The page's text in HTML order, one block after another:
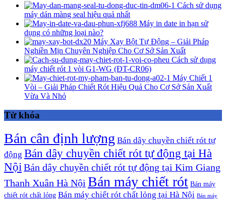
Cách sử dụng
máy dán màng seal hiệu quả nhất
Máy in date in hạn sử
dụng có những loại nào?
Máy Xay Bột Tự Động – Giải Pháp
Nghiền Mịn Chuyên Nghiệp Cho Cơ Sở Sản Xuất
Cách sử dụng
máy chiết rót 1 vòi G1-WG (ĐT-CR06)
Máy Chiết 1
Vòi – Giải Pháp Chiết Rót Hiệu Quả Cho Cơ Sở Sản Xuất
Vừa Và Nhỏ
Từ khóa
Bán cân định lượng Bán dây chuyền chiết rót tự
động Bán dây chuyền chiết rót tự động tại Hà
Nội Bán dây chuyền chiết rót tự động tại Kim Giang
Thanh Xuân Hà Nội Bán máy chiết rót Bán máy
chiết rót chất lỏng Bán máy chiết rót chất lỏng tại Hà Nội Bán máy